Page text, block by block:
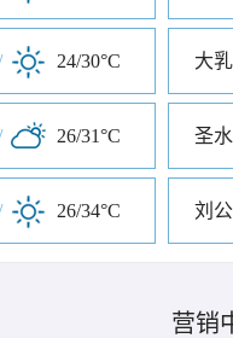
24/30°C
26/31°C 圣
26/34°C 刘
营销